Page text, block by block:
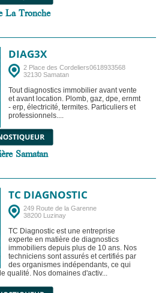
La Tronche
DIAG3X
2 Place des Cordeliers0618933568
32130 Samatan
Tout diagnostics immobilier avant vente
et avant location. Plomb, gaz, dpe, ernmt
- erp, électricité, termites. Particuliers et
professionnels....
Samatan
TC DIAGNOSTIC
249 Route de la Garenne
38200 Luzinay
TC Diagnostic est une entreprise
experte en matière de diagnostics
immobiliers depuis plus de 10 ans. Nos
techniciens sont assurés et certifiés par
des organismes indépendants, ce qui
qualité. Nos domaines d'activ...